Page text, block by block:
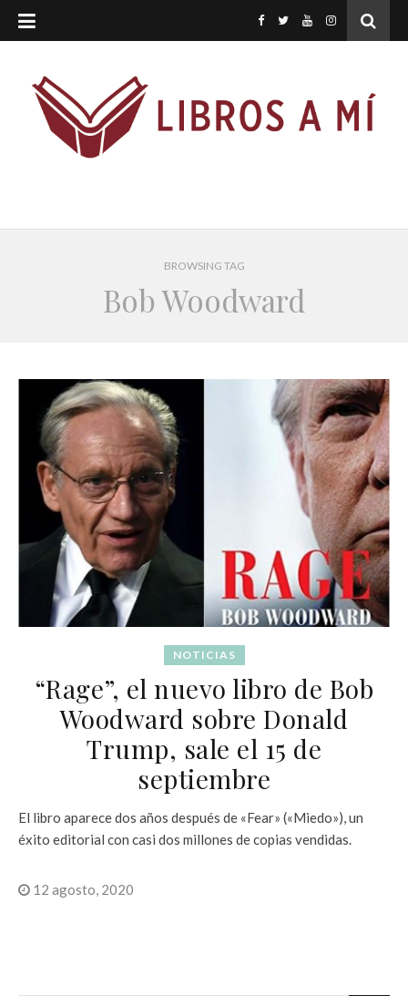
BROWSING TAG
Bob Woodward
NOTICIAS
“Rage”, el nuevo libro de Bob
Woodward sobre Donald
Trump, sale el 15 de
septiembre
El libro aparece dos años después de «Fear» («Miedo»), un
éxito editorial con casi dos millones de copias vendidas.
12 agosto, 2020